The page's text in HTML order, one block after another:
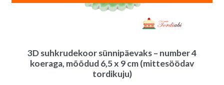
3D suhkrudekoor sünnipäevaks – number 4
koeraga, mõõdud 6,5 x 9 cm (mittesöödav
tordikuju)